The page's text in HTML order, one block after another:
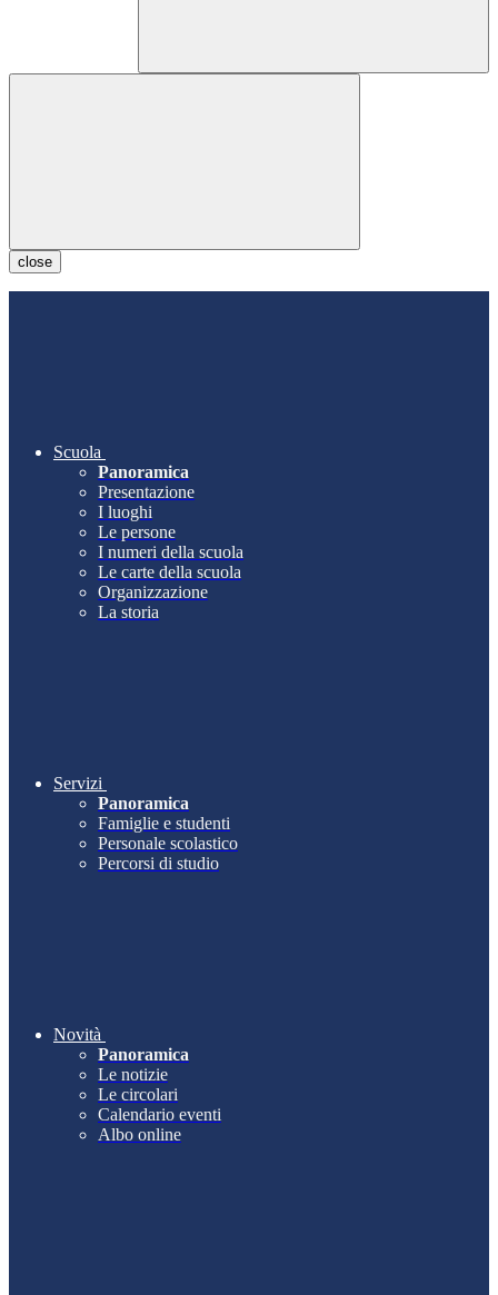
close
Scuola
Panoramica
Presentazione
I luoghi
Le persone
I numeri della scuola
Le carte della scuola
Organizzazione
La storia
Servizi
Panoramica
Famiglie e studenti
Personale scolastico
Percorsi di studio
Novità
Panoramica
Le notizie
Le circolari
Calendario eventi
Albo online